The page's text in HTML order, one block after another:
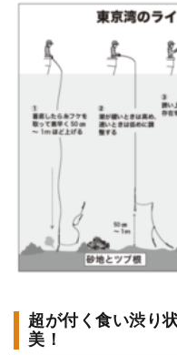
超が付く食い渋り
美！